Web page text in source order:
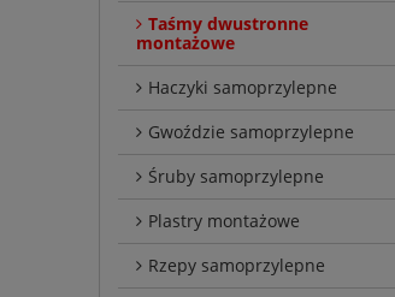
Taśmy dwustronne
montażowe
Haczyki samoprzylepne
Gwoździe samoprzylepne
Śruby samoprzylepne
Plastry montażowe
Rzepy samoprzylepne